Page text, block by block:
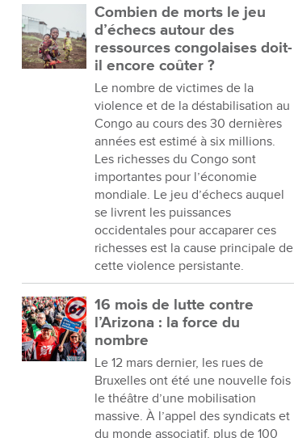
Combien de morts le jeu
d’échecs autour des
ressources congolaises doit-
il encore coûter ?
Le nombre de victimes de la
violence et de la déstabilisation au
Congo au cours des 30 dernières
années est estimé à six millions.
Les richesses du Congo sont
importantes pour l’économie
mondiale. Le jeu d’échecs auquel
se livrent les puissances
occidentales pour accaparer ces
richesses est la cause principale de
cette violence persistante.
16 mois de lutte contre
l’Arizona : la force du
nombre
Le 12 mars dernier, les rues de
Bruxelles ont été une nouvelle fois
le théâtre d’une mobilisation
massive. À l’appel des syndicats et
du monde associatif, plus de 100